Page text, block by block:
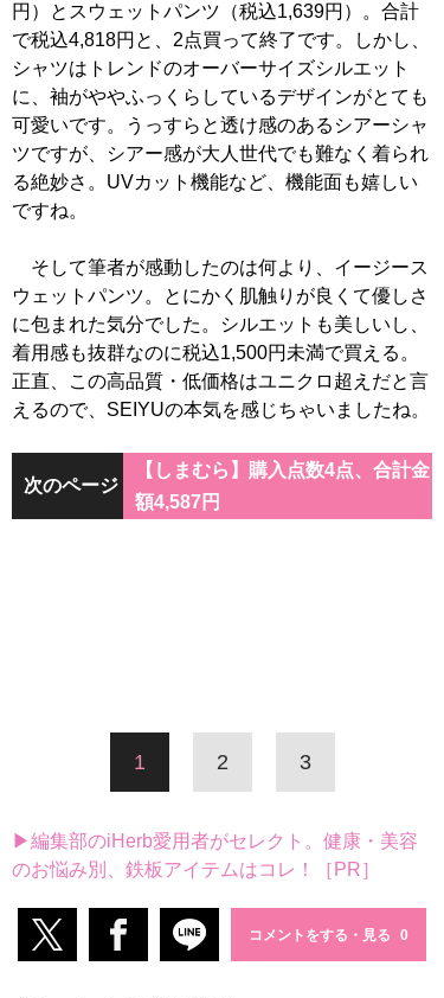
円）とスウェットパンツ（税込1,639円）。合計
で税込4,818円と、2点買って終了です。しかし、
シャツはトレンドのオーバーサイズシルエット
に、袖がややふっくらしているデザインがとても
可愛いです。うっすらと透け感のあるシアーシャ
ツですが、シアー感が大人世代でも難なく着られ
る絶妙さ。UVカット機能など、機能面も嬉しい
ですね。
そして筆者が感動したのは何より、イージース
ウェットパンツ。とにかく肌触りが良くて優しさ
に包まれた気分でした。シルエットも美しいし、
着用感も抜群なのに税込1,500円未満で買える。
正直、この高品質・低価格はユニクロ超えだと言
えるので、SEIYUの本気を感じちゃいましたね。
次のページ
【しまむら】購入点数4点、合計金
額4,587円
1 2 3
▶編集部のiHerb愛用者がセレクト。健康・美容
のお悩み別、鉄板アイテムはコレ！［PR］
コメントをする・見る